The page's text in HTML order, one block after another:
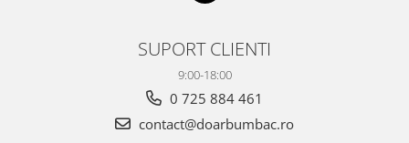
SUPORT CLIENTI
9:00-18:00
0 725 884 461
contact@doarbumbac.ro